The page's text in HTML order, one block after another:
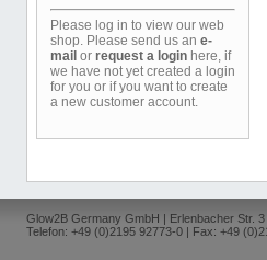
Please log in to view our web
shop. Please send us an e-
mail or request a login here, if
we have not yet created a login
for you or if you want to create
a new customer account.
Glow2B Germany GmbH | Erlenbacher Str.
Telefon: +49 (0)2195 92773-0 | Fax: +49